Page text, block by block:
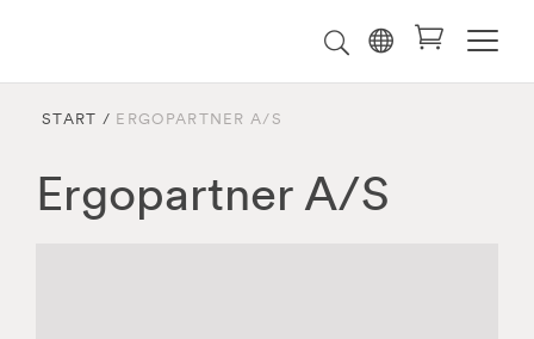
Sök
på
Malmstolen.se
Välj
START / ERGOPARTNER A/S
Ergopartner A/S